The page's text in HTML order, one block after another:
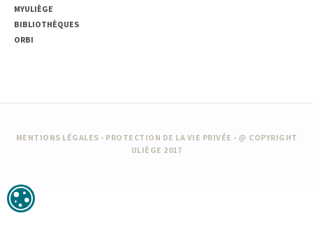
MYULIÈGE
BIBLIOTHÈQUES
ORBI
MENTIONS LÉGALES - PROTECTION DE LA VIE PRIVÉE - @ COPYRIGHT
ULIÈGE 2017